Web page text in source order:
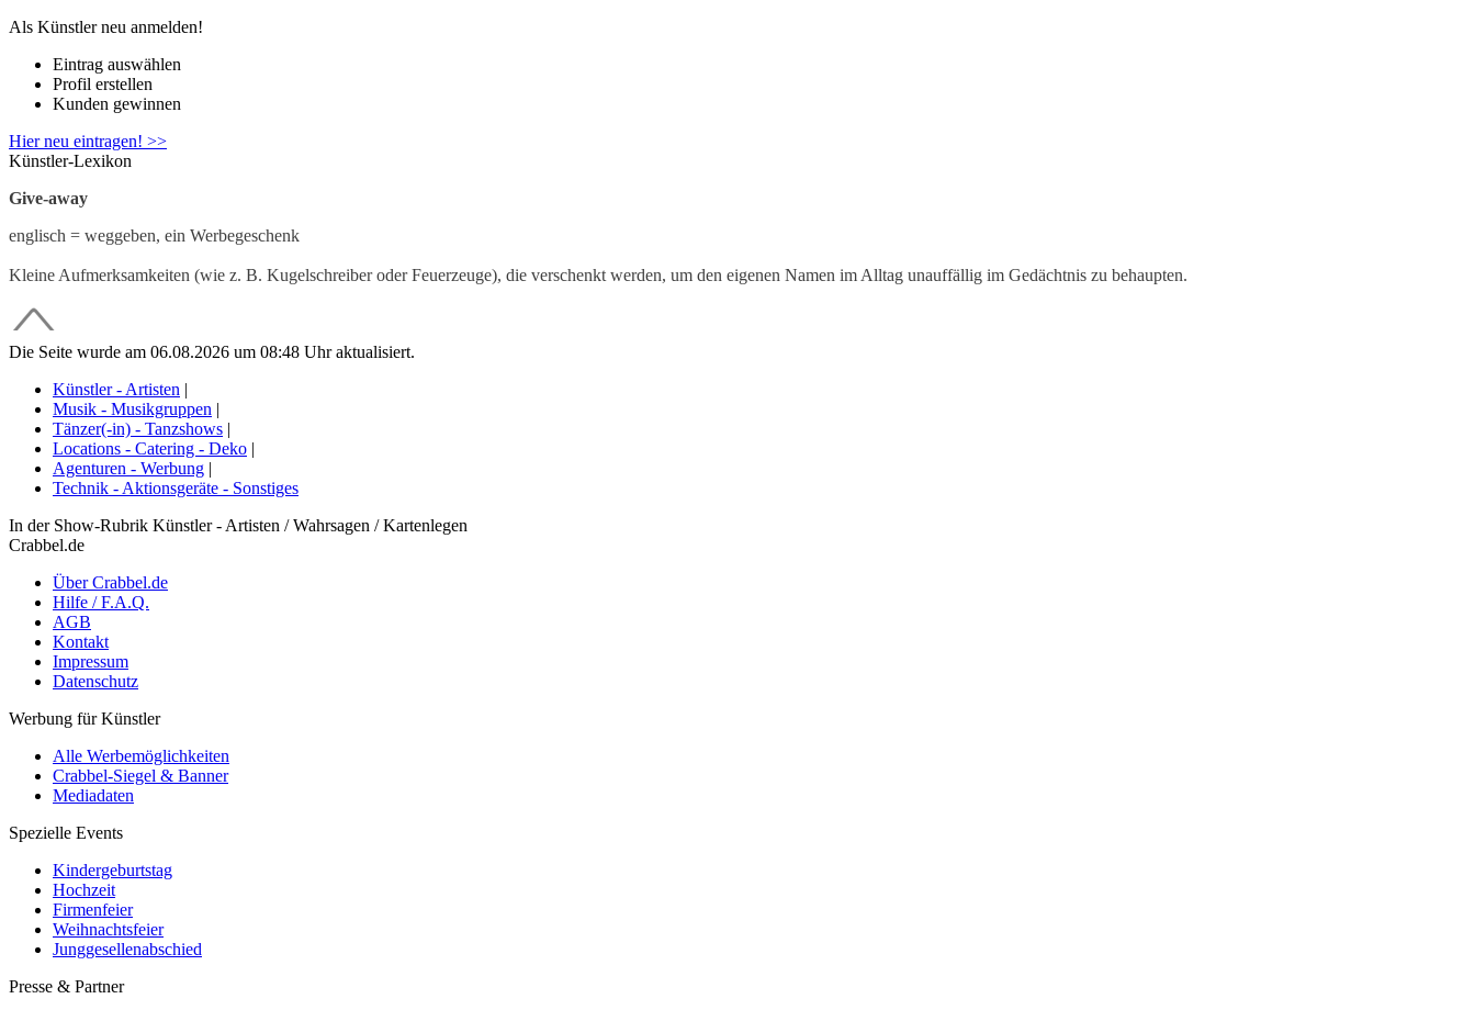
Als Künstler neu anmelden!
Eintrag auswählen
Profil erstellen
Kunden gewinnen
Hier neu eintragen! >>
Künstler-Lexikon
Give-away
englisch = weggeben, ein Werbegeschenk
Kleine Aufmerksamkeiten (wie z. B. Kugelschreiber oder Feuerzeuge), die verschenkt werden, um den eigenen Namen im Alltag unauffällig im Gedächtnis zu behaupten.
Die Seite wurde am 06.08.2026 um 08:48 Uhr aktualisiert.
Künstler - Artisten |
Musik - Musikgruppen |
Tänzer(-in) - Tanzshows |
Locations - Catering - Deko |
Agenturen - Werbung |
Technik - Aktionsgeräte - Sonstiges
In der Show-Rubrik Künstler - Artisten / Wahrsagen / Kartenlegen
Crabbel.de
Über Crabbel.de
Hilfe / F.A.Q.
AGB
Kontakt
Impressum
Datenschutz
Werbung für Künstler
Alle Werbemöglichkeiten
Crabbel-Siegel & Banner
Mediadaten
Spezielle Events
Kindergeburtstag
Hochzeit
Firmenfeier
Weihnachtsfeier
Junggesellenabschied
Presse & Partner